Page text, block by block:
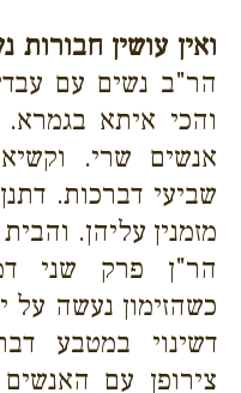
ואין עושין חבורות
הר"ב נשים עם
והכי איתא
אנשים שרי.
שביעי דברכות.
מזמנין עליהן.
הר"ן פרק שני
כשהזימון נעשה על
דשינוי במטבע
צירופן עם